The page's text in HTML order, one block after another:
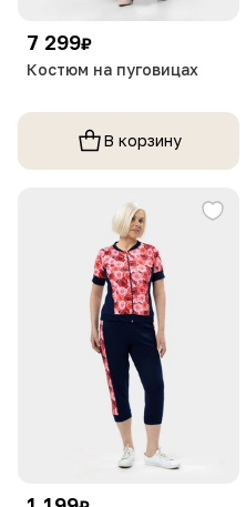
7 299₽
Костюм на пуговицах
В корзину